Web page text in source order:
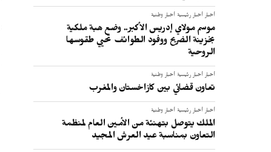
أخبار أخبار رئيسية أخبار وطنية
موسم مولاي إدريس الأكبر.. وضع هبة ملكية
بخزينة الضريح ووفود الطوائف تحيي طقوسها
الروحية
أخبار أخبار رئيسية أخبار وطنية
تعاون قضائي بين كازاخستان والمغرب
أخبار أخبار رئيسية أخبار وطنية
الملك يتوصل بتهنئة من الأمين العام لمنظمة
التعاون بمناسبة عيد العرش المجيد